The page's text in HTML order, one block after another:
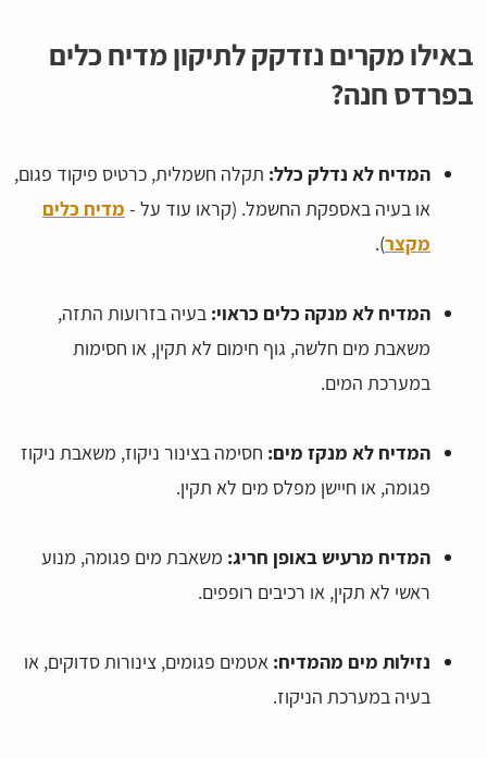
באילו מקרים נזדקק לתיקון מדיח כלים
בפרדס חנה?
המדיח לא נדלק כלל: תקלה חשמלית, כרטיס פיקוד פגום,
או בעיה באספקת החשמל. (קראו עוד על - מדיח כלים
מקצר).
המדיח לא מנקה כלים כראוי: בעיה בזרועות התזה,
משאבת מים חלשה, גוף חימום לא תקין, או חסימות
במערכת המים.
המדיח לא מנקז מים: חסימה בצינור ניקוז, משאבת ניקוז
פגומה, או חיישן מפלס מים לא תקין.
המדיח מרעיש באופן חריג: משאבת מים פגומה, מנוע
ראשי לא תקין, או רכיבים רופפים.
נזילות מים מהמדיח: אטמים פגומים, צינורות סדוקים, או
בעיה במערכת הניקוז.